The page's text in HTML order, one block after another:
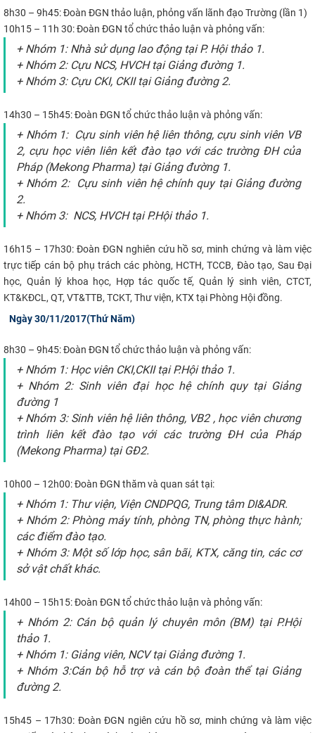
8h30 – 9h45:Đoàn ĐGN thảo luận, phỏng vấn lãnh đạo Trường (lần 1)
10h15 – 11h 30:Đoàn ĐGN tổ chức thảo luận và phỏng vấn:
+ Nhóm 1: Nhà sử dụng lao động tại P. Hội thảo 1.
+ Nhóm 2: Cựu NCS, HVCH tại Giảng đường 1.
+ Nhóm 3: Cựu CKI, CKII tại Giảng đường 2.
14h30 – 15h45:Đoàn ĐGN tổ chức thảo luận và phỏng vấn:
+ Nhóm 1: Cựu sinh viên hệ liên thông, cựu sinh viên VB
2, cựu học viên liên kết đào tạo với các trường ĐH của
Pháp (Mekong Pharma) tại Giảng đường 1.
+ Nhóm 2: Cựu sinh viên hệ chính quy tại Giảng đường
2.
+ Nhóm 3: NCS, HVCH tại P.Hội thảo 1.
16h15 – 17h30:Đoàn ĐGN nghiên cứu hồ sơ, minh chứng và làm việc
trực tiếp cán bộ phụ trách các phòng, HCTH, TCCB, Đào tạo, Sau Đại
học, Quản lý khoa học, Hợp tác quốc tế, Quản lý sinh viên, CTCT,
KT&KĐCL, QT, VT&TTB, TCKT, Thư viện, KTX tại Phòng Hội đồng.
Ngày 30/11/2017(Thứ Năm)​​
8h30 – 9h45:Đoàn ĐGN tổ chức thảo luận và phỏng vấn:
+ Nhóm 1: Học viên CKI,CKII tại P.Hội thảo 1.
+ Nhóm 2: Sinh viên đại học hệ chính quy tại Giảng
đường 1
+ Nhóm 3: Sinh viên hệ liên thông, VB2 , học viên chương
trình liên kết đào tạo với các trường ĐH của Pháp
(Mekong Pharma) tại GĐ2.
10h00 – 12h00:Đoàn ĐGN thăm và quan sát tại:
+ Nhóm 1: Thư viện, Viện CNDPQG, Trung tâm DI&ADR.
+ Nhóm 2: Phòng máy tính, phòng TN, phòng thực hành;
các điểm đào tạo.
+ Nhóm 3: Một số lớp học, sân bãi, KTX, căng tin, các cơ
sở vật chất khác.
14h00 – 15h15:Đoàn ĐGN tổ chức thảo luận và phỏng vấn:
+ Nhóm 2: Cán bộ quản lý chuyên môn (BM) tại P.Hội
thảo 1.
+ Nhóm 1: Giảng viên, NCV tại Giảng đường 1.
+ Nhóm 3:Cán bộ hỗ trợ và cán bộ đoàn thể tại Giảng
đường 2.
15h45 – 17h30: Đoàn ĐGN ngiên cứu hồ sơ, minh chứng và làm việc